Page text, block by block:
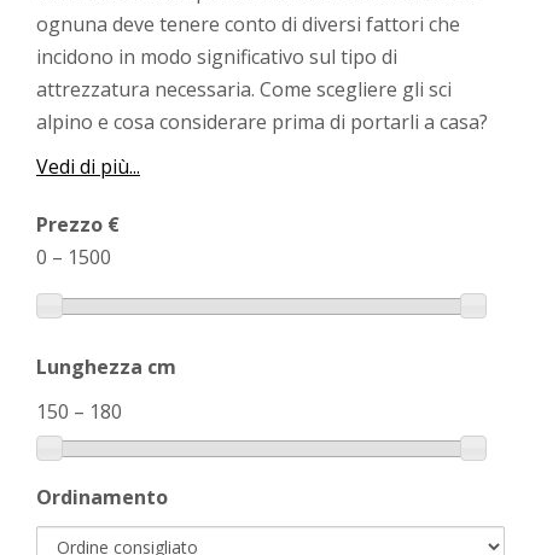
ognuna deve tenere conto di diversi fattori che
incidono in modo significativo sul tipo di
attrezzatura necessaria. Come scegliere gli sci
alpino e cosa considerare prima di portarli a casa?
Vedi di più...
Prezzo €
0 – 1500
Lunghezza cm
150 – 180
Ordinamento